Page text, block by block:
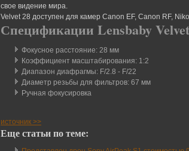
свое видение мира.
Velvet 28 доступен для камер Canon EF, Canon RF,
Спецификации Lensbaby
Фокусное расстояние: 28 мм
Коэффициент масштабирования: 1:2
Диапазон диафрагмы: F/2.8 - F/22
Диаметр резьбы для фильтров: 67 мм
Ручная фокусировка
источник >>
Еще статьи по теме: